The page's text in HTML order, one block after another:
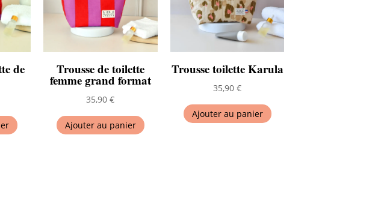
de Trousse de toilette
femme grand format
35,90€
Ajouter au panier
Trousse toilette Karula
35,90€
Ajouter au panier